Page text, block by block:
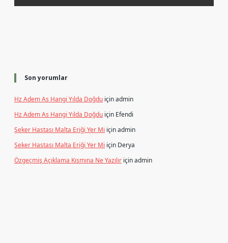
Son yorumlar
Hz Adem As Hangi Yılda Doğdu içinadmin
Hz Adem As Hangi Yılda Doğdu için Efendi
Şeker Hastası Malta Eriği Yer Mi içinadmin
Şeker Hastası Malta Eriği Yer Mi için Derya
Özgeçmiş Açıklama Kısmına Ne Yazılır içinadmin